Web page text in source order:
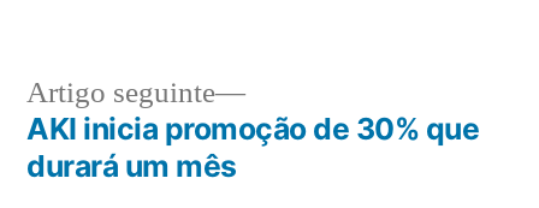
Navegação
Artigo seguinte
Artigo
seguinte:
AKI inicia promoção de 30% que
durará um mês